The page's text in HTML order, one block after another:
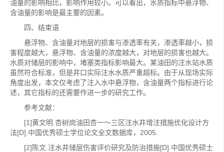
油量的影响相比，影响作用较小。可以看出，水质指标中悬浮物、
含油量的影响是最主要的因素。
四、结束语
悬浮物、含油量对地层的损害与渗透率有关，渗透率越小，损
害程度越大，悬浮物、含油量的浓度越大，对地层的损害也越大。
水质对储层的影响中，堵塞类指标影响最大。某油田的注水站水质
虽然符合标准，但是井口实际注水水质严重超标。由于从现场实际
角度出发，本文仅考虑了注入水中悬浮物，含油量两个指标进行论
述，其它指标的还需要作进一步的研究工作。
参考文献：
[1]黄文明.杏树岗油田杏一～三区注水井增注措施优化设计方
法[D].中国优秀硕士学位论文全文数据库，2005.
[2]陈文.注水井储层伤害评价研究及防治措施[D].中国优秀硕士